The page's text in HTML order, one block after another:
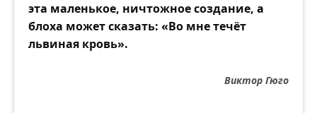
эта маленькое, ничтожное создание, а
блоха может сказать: «Во мне течёт
львиная кровь».
Виктор Гюго